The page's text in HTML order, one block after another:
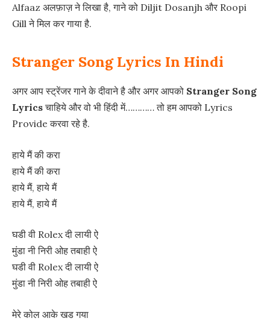
Alfaaz अलफ़ाज़ ने लिखा है, गाने को Diljit Dosanjh और Roopi
Gill ने मिल कर गाया है.
Stranger Song Lyrics In Hindi
अगर आप स्ट्रेंजर गाने के दीवाने है और अगर आपको Stranger Song
Lyricsचाहिये और वो भी हिंदी में………… तो हम आपको Lyrics
Provide करवा रहे है.
हाये मैं की करा
हाये मैं की करा
हाये मैं, हाये मैं
हाये मैं, हाये मैं
घडी वी Rolex दी लायी ऐ
मुंडा नी निरी ओह तबाही ऐ
घडी वी Rolex दी लायी ऐ
मुंडा नी निरी ओह तबाही ऐ
मेरे कोल आके खड गया